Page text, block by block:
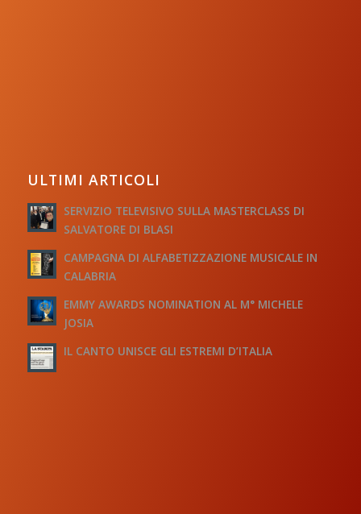
ULTIMI ARTICOLI
SERVIZIO TELEVISIVO SULLA MASTERCLASS DI
SALVATORE DI BLASI
CAMPAGNA DI ALFABETIZZAZIONE MUSICALE IN
CALABRIA
EMMY AWARDS NOMINATION AL M° MICHELE
JOSIA
IL CANTO UNISCE GLI ESTREMI D’ITALIA